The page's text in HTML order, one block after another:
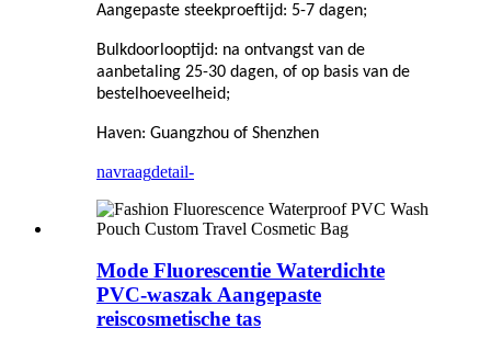
Aangepaste steekproeftijd: 5-7 dagen;
Bulkdoorlooptijd: na ontvangst van de
aanbetaling 25-30 dagen, of op basis van de
bestelhoeveelheid;
Haven: Guangzhou of Shenzhen
navraagdetail-
Mode Fluorescentie Waterdichte
PVC-waszak Aangepaste
reiscosmetische tas